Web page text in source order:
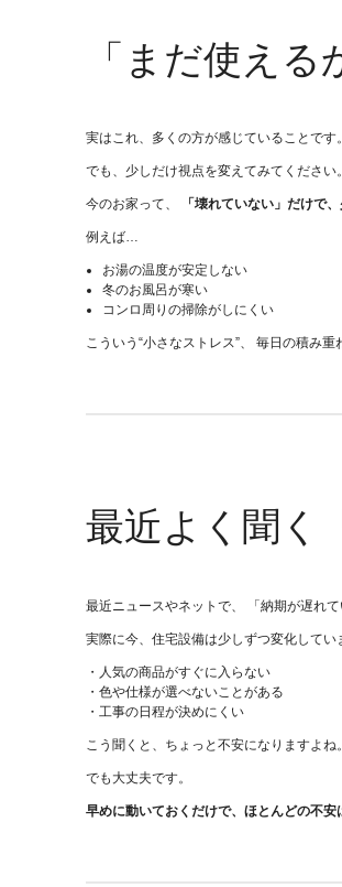
「まだ使え
実はこれ、多くの方が感じていることです。
でも、少しだけ視点を変えてみてください。
今のお家って、 「壊れていない」だけで
例えば…
お湯の温度が安定しない
冬のお風呂が寒い
コンロ周りの掃除がしにくい
こういう“小さなストレス”、 毎日の積み
最近よく聞く
最近ニュースやネットで、 「納期が遅れ
実際に今、住宅設備は少しずつ変化してい
・人気の商品がすぐに入らない
・色や仕様が選べないことがある
・工事の日程が決めにくい
こう聞くと、ちょっと不安になりますよね。
でも大丈夫です。
早めに動いておくだけで、ほとんどの不安